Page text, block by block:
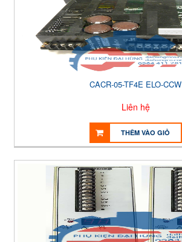
CACR-05-TF4E ELO-CCW
Liên hệ
THÊM VÀO GIỎ